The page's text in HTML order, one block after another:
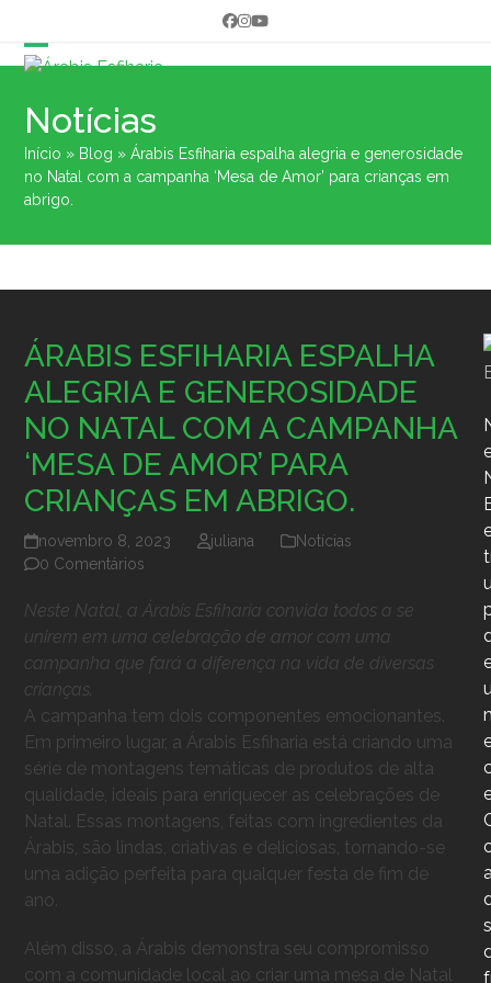
content
Facebook
Instagram
YouTube
Open
mobile
menu
Close
mobile
menu
Notícias
Início » Blog »Árabis Esfiharia espalha alegria e generosidade
no Natal com a campanha ‘Mesa de Amor’ para crianças em
abrigo.
ÁRABIS ESFIHARIA ESPALHA
ALEGRIA E GENEROSIDADE
NO NATAL COM A CAMPANHA
‘MESA DE AMOR’ PARA
CRIANÇAS EM ABRIGO.
novembro 8, 2023 juliana
Notícias
0 Comentários
Neste Natal, a Árabis Esfiharia convida todos a se
unirem em uma celebração de amor com uma
campanha que fará a diferença na vida de diversas
crianças.
A campanha tem dois componentes emocionantes.
Em primeiro lugar, a Árabis Esfiharia está criando uma
série de montagens temáticas de produtos de alta
qualidade, ideais para enriquecer as celebrações de
Natal. Essas montagens, feitas com ingredientes da
Árabis, são lindas, criativas e deliciosas, tornando-se
uma adição perfeita para qualquer festa de fim de
ano.
Além disso, a Árabis demonstra seu compromisso
com a comunidade local ao criar uma mesa de Natal